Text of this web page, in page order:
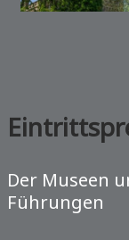
Der Museen
Führungen